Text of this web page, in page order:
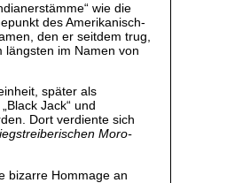
wie die
des Amerikanisch-
den er seitdem trug,
längsten im Namen von
später als
Jack“ und
Dort verdiente sich
Moro-
bizarre Hommage an